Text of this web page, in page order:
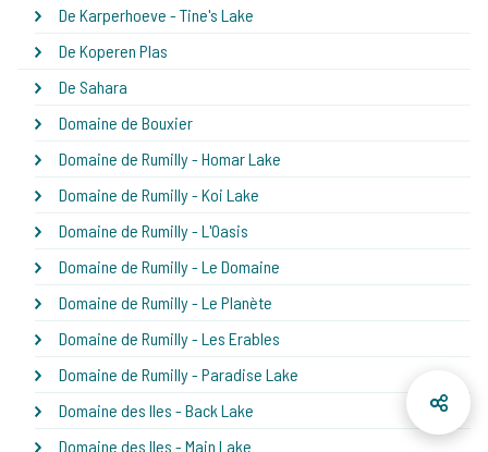
De Karperhoeve - Tine's Lake
De Koperen Plas
De Sahara
Domaine de Bouxier
Domaine de Rumilly - Homar Lake
Domaine de Rumilly - Koi Lake
Domaine de Rumilly - L'Oasis
Domaine de Rumilly - Le Domaine
Domaine de Rumilly - Le Planète
Domaine de Rumilly - Les Erables
Domaine de Rumilly - Paradise Lake
Domaine des Iles - Back Lake
Domaine des Iles - Main Lake